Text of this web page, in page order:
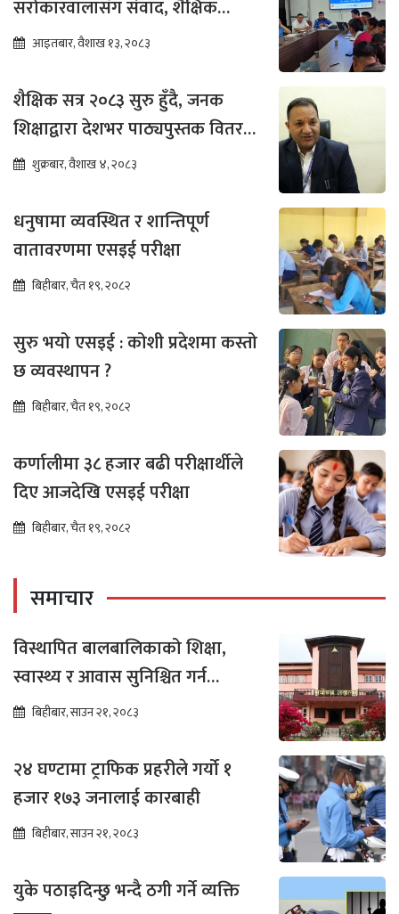
सरोकारवालासँग संवाद, शैक्षिक
सुधारमा जोड
आइतबार, वैशाख १३, २०८३
शैक्षिक सत्र २०८३ सुरु हुँदै, जनक
शिक्षाद्वारा देशभर पाठ्यपुस्तक वितरण
तीव्रशुक्रबार, वैशाख ४, २०८३
धनुषामा व्यवस्थित र शान्तिपूर्ण
वातावरणमा एसइई परीक्षा
बिहीबार, चैत १९, २०८२
सुरु भयो एसइई : कोशी प्रदेशमा कस्तो
छ व्यवस्थापन ?
बिहीबार, चैत १९, २०८२
कर्णालीमा ३८ हजार बढी परीक्षार्थीले
दिए आजदेखि एसइई परीक्षा
बिहीबार, चैत १९, २०८२
समाचार
विस्थापित बालबालिकाको शिक्षा,
स्वास्थ्य र आवास सुनिश्चित गर्न
सर्वोच्चको अन्तरिम आदेश
बिहीबार, साउन २१, २०८३
२४ घण्टामा ट्राफिक प्रहरीले गर्यो १
हजार १७३ जनालाई कारबाही
बिहीबार, साउन २१, २०८३
युके पठाइदिन्छु भन्दै ठगी गर्ने व्यक्ति